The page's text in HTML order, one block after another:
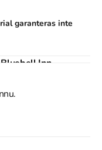
garanteras inte
Inn
Inn